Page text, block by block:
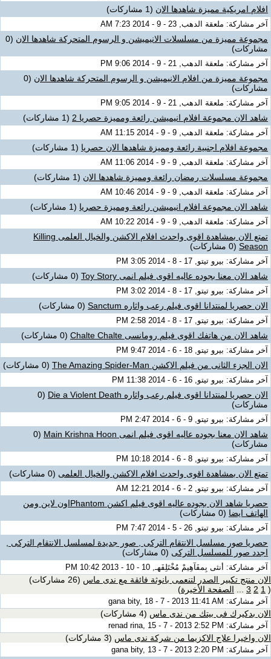
افلام امريكية مميزة شاهدها الان (1 مشاركات)
آخر مشاركة: ملعقة الدهب, 23 - 9 - 2014 7:23 AM
مجموعة مميزة من مسلسلات الانيميشن و الرسوم المتحركة شاهدها الان
(0
مشاركات)
آخر مشاركة: ملعقة الدهب, 21 - 9 - 2014 9:06 PM
مجموعة مميزة من افلام الانيميشن و الرسوم المتحركة شاهدها الان
(0
مشاركات)
آخر مشاركة: ملعقة الدهب, 21 - 9 - 2014 9:05 PM
شاهد الان مجموعة افلام انيميشن رائعة ومميزة حصريا 2 (1 مشاركات)
آخر مشاركة: ملعقة الدهب, 9 - 9 - 2014 11:15 AM
مجموعة افلام اجنبية رائعة ومميزة شاهدها الان حصريا (1 مشاركات)
آخر مشاركة: ملعقة الدهب, 9 - 9 - 2014 11:06 AM
مجموعة مسلسلات رمضان رائعة ومميزة شاهدها الان (1 مشاركات)
آخر مشاركة: ملعقة الدهب, 9 - 9 - 2014 10:46 AM
شاهد الان مجموعة افلام انيميشن رائعة ومميزة حصريا (1 مشاركات)
آخر مشاركة: ملعقة الدهب, 9 - 9 - 2014 10:22 AM
تمتع الان بمشاهدة اقوى واحدث افلام الاكشن والخيال العلمى Killing
Season (0 مشاركات)
آخر مشاركة: بيرو تيتو, 17 - 8 - 2014 3:05 PM
شاهد الان معنا بجوده عاليه اقوى فيلم انمى Toy Story (0 مشاركات)
آخر مشاركة: بيرو تيتو, 17 - 8 - 2014 3:02 PM
الان حصريا لمنتدانا اقوى فيلم رعب واثاره Sanctum (0 مشاركات)
آخر مشاركة: بيرو تيتو, 17 - 8 - 2014 2:58 PM
شاهد الان من هاتفك اقوى فيلم رومانسى Chalte Chalte (0 مشاركات)
آخر مشاركة: بيرو تيتو, 18 - 6 - 2014 9:47 PM
الان الجزء الثانى من فيلم الاكشن The Amazing Spider-Man (0 مشاركات)
آخر مشاركة: بيرو تيتو, 16 - 6 - 2014 11:38 PM
الان حصريا لمنتدانا اقوى فيلم رعب واثاره Die a Violent Death
(0
مشاركات)
آخر مشاركة: بيرو تيتو, 9 - 6 - 2014 2:47 PM
شاهد الان معنا بجوده عاليه اقوى فيلم انمى Main Krishna Hoon
(0
مشاركات)
آخر مشاركة: بيرو تيتو, 8 - 6 - 2014 10:18 PM
تمتع الان بمشاهدة اقوى واحدث افلام الاكشن والخيال العلمى (0 مشاركات)
آخر مشاركة: بيرو تيتو, 2 - 6 - 2014 12:21 AM
حصريا شاهد الان بجوده عاليه اقوى فيلم اكشن Phantomاون لاين ومن
الهاتف ايضا (0 مشاركات)
آخر مشاركة: بيرو تيتو, 26 - 5 - 2014 7:47 PM
حصريا صور مسلسل الانتقام التركى , صور جديدة لمسلسل الانتقام التركى ,
اجدد صور للمسلسل التركى (0 مشاركات)
آخر مشاركة: أنثى بِمفَآهِيمْ مُخْتَلِفَهـ, 10 - 10 - 2013 10:42 PM
الان منتج تكبير الصدر لتنعمى بانوثة فائقة مع ندى ماس (26 مشاركات)
(
1
2
3 الصفحة الأخيرة)
آخر مشاركة: gana bity, 18 - 7 - 2013 11:41 AM
الان بدكيرك فى بيتك من ندى ماس (4 مشاركات)
آخر مشاركة: renad rina, 15 - 7 - 2013 2:52 PM
الان واخيرا علاج الاكزيما من شركة ندى ماس (3 مشاركات)
آخر مشاركة: gana bity, 13 - 7 - 2013 2:20 PM